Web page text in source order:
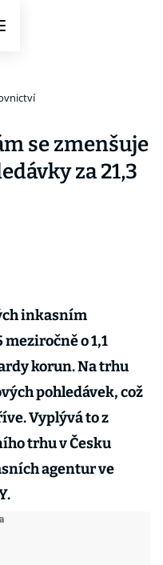
se zmenšuje
za 21,3
inkasním
o 1,1
korun. Na trhu
pohledávek, což
Vyplývá to z
trhu v Česku
agentur ve